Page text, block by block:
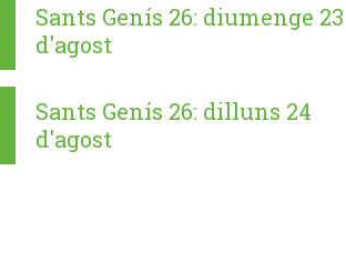
Sants Genís 26: diumenge 23
d'agost
Sants Genís 26: dilluns 24
d'agost